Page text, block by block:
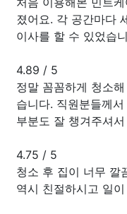
졌어요. 각 공간마다
이사를 할 수 있었습
4.89 / 5
정말 꼼꼼하게 청소
습니다. 직원분들께
부분도 잘 챙겨주셔
4.75 / 5
청소 후 집이 너무 깔
역시 친절하시고 일